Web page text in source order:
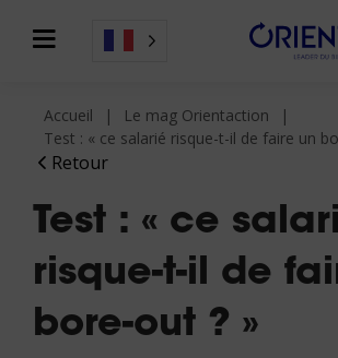
Retour
Accueil
Le mag Orientaction
Test : « ce salarié risque-t-il de faire un
Test : « ce
risque-t-il de
bore-out ? »